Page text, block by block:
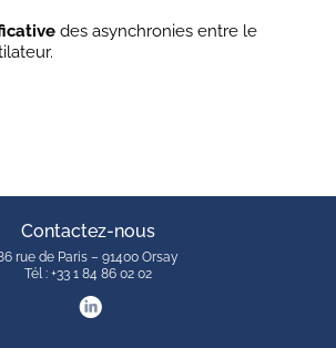
des asynchronies entre le
Contactez-nous
rue de Paris – 91400 Orsay
Tél : +33 1 84 86 02 02